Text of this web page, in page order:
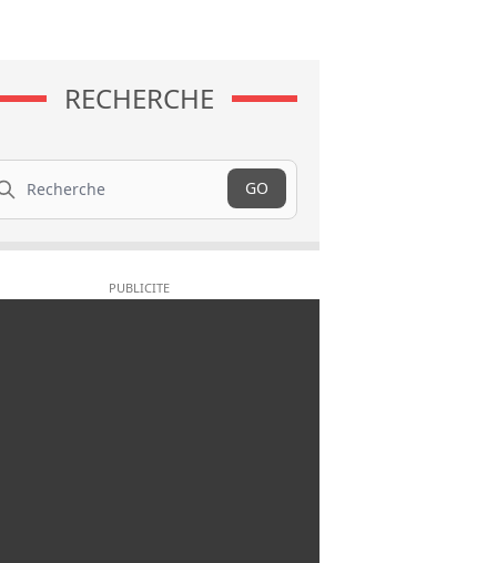
RECHERCHE
GO